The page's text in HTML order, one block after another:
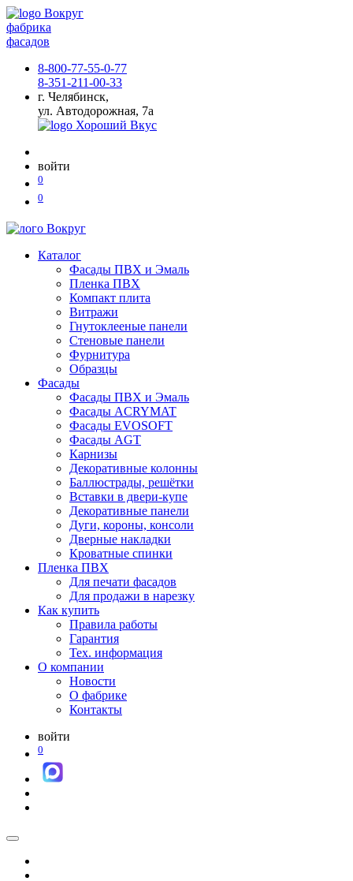
фабрика
фасадов
8-800-77-55-0-77
8-351-211-00-33
г. Челябинск,
ул. Автодорожная, 7а
войти
0
0
Каталог
Фасады ПВХ и Эмаль
Пленка ПВХ
Компакт плита
Витражи
Гнутоклееные панели
Стеновые панели
Фурнитура
Образцы
Фасады
Фасады ПВХ и Эмаль
Фасады ACRYMAT
Фасады EVOSOFT
Фасады AGT
Карнизы
Декоративные колонны
Баллюстрады, решётки
Вставки в двери-купе
Декоративные панели
Дуги, короны, консоли
Дверные накладки
Кроватные спинки
Пленка ПВХ
Для печати фасадов
Для продажи в нарезку
Как купить
Правила работы
Гарантия
Тех. информация
О компании
Новости
О фабрике
Контакты
войти
0